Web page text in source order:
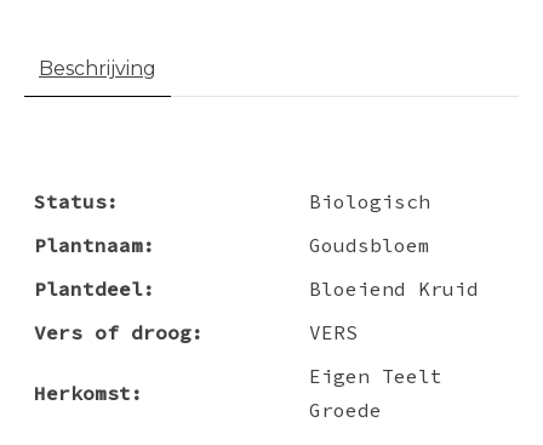
Beschrijving
Status:
Biologisch
Plantnaam:
Goudsbloem
Plantdeel:
Bloeiend Kruid
Vers of droog:
VERS
Herkomst:
Eigen Teelt
Groede